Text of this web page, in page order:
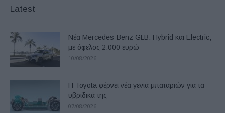
Latest
Νέα Mercedes-Benz GLB: Hybrid και Electric,
με όφελος 2.000 ευρώ
10/08/2026
Η Toyota φέρνει νέα γενιά μπαταριών για τα
υβριδικά της
07/08/2026